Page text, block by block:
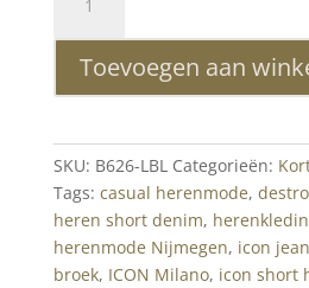
Lichtblauwe
Korte
Spijkerbroek
Heren
Fit
Stretch
Denim
Short
aantal
Toevoegen aan
SKU: B626-LBL Categorieën:
Tags: casual herenmode,
heren short denim,
herenmode Nijmegen, icon
broek, ICON Milano, icon short